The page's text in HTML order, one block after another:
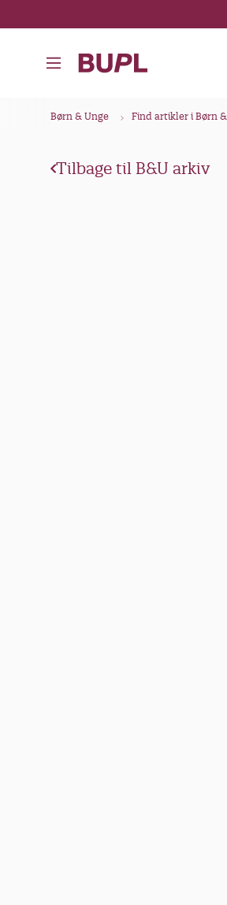
å
Børn & Unge Find artikler i Børn
Tilbage til B&U arkiv